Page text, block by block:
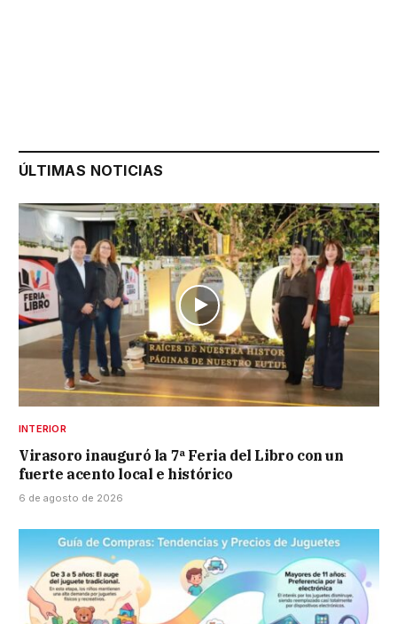
ÚLTIMAS NOTICIAS
INTERIOR
Virasoro inauguró la 7ª Feria del Libro con un
fuerte acento local e histórico
6 de agosto de 2026